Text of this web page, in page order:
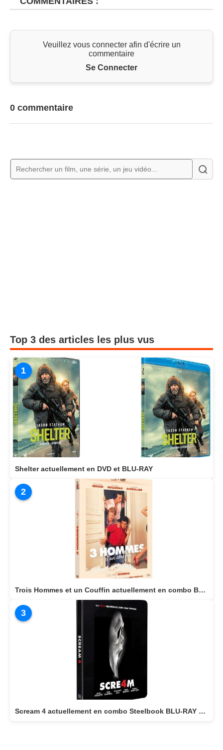
Veuillez vous connecter afin d'écrire un
commentaire
Se Connecter
0 commentaire
Top 3 des articles les plus vus
1
Shelter actuellement en DVD et BLU-RAY
2
Trois Hommes et un Couffin actuellement en combo BLU-RAY/DVD
3
Scream 4 actuellement en combo Steelbook BLU-RAY 4K + BLU-RAY